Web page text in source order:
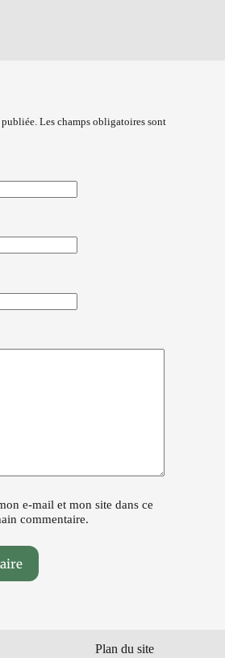
publiée. Les champs obligatoires sont
e-mail et mon site dans ce
commentaire.
Plan du site